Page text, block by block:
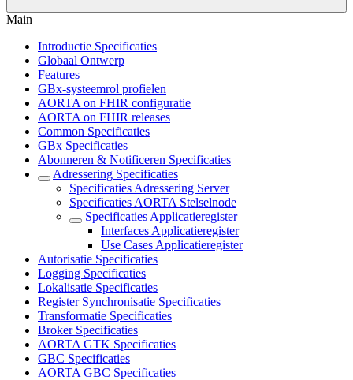
Main
Introductie Specificaties
Globaal Ontwerp
Features
GBx-systeemrol profielen
AORTA on FHIR configuratie
AORTA on FHIR releases
Common Specificaties
GBx Specificaties
Abonneren & Notificeren Specificaties
Adressering Specificaties
Specificaties Adressering Server
Specificaties AORTA Stelselnode
Specificaties Applicatieregister
Interfaces Applicatieregister
Use Cases Applicatieregister
Autorisatie Specificaties
Logging Specificaties
Lokalisatie Specificaties
Register Synchronisatie Specificaties
Transformatie Specificaties
Broker Specificaties
AORTA GTK Specificaties
GBC Specificaties
AORTA GBC Specificaties